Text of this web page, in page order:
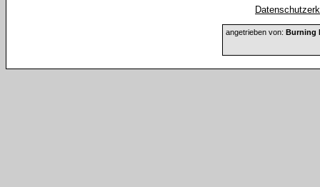
angetrieben von: Burning